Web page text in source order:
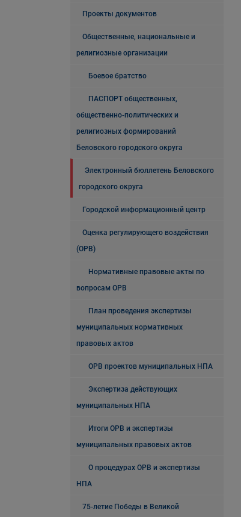
Проекты документов
Общественные, национальные и
религиозные организации
Боевое братство
ПАСПОРТ общественных,
общественно-политических и
религиозных формирований
Беловского городского округа
Электронный бюллетень Беловского
городского округа
Городской информационный центр
Оценка регулирующего воздействия
(ОРВ)
Нормативные правовые акты по
вопросам ОРВ
План проведения экспертизы
муниципальных нормативных
правовых актов
ОРВ проектов муниципальных НПА
Экспертиза действующих
муниципальных НПА
Итоги ОРВ и экспертизы
муниципальных правовых актов
О процедурах ОРВ и экспертизы
НПА
75-летие Победы в Великой